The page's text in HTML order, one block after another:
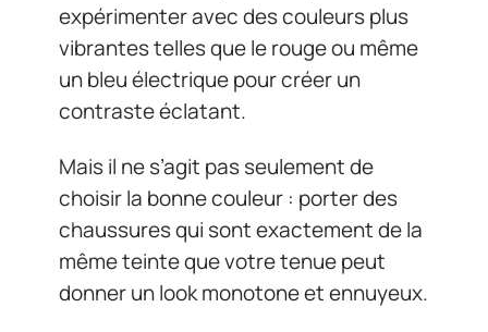
expérimenter avec des couleurs plus
vibrantes telles que le rouge ou même
un bleu électrique pour créer un
contraste éclatant.
Mais il ne s’agit pas seulement de
choisir la bonne couleur : porter des
chaussures qui sont exactement de la
même teinte que votre tenue peut
donner un look monotone et ennuyeux.